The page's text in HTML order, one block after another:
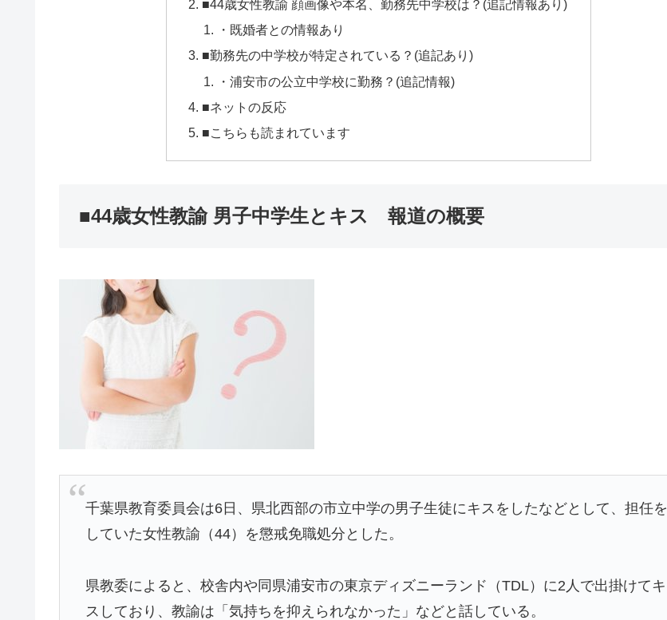
■44歳女性教諭 顔画像や本名、勤務先中学校は？(追記情報あり)
・既婚者との情報あり
■勤務先の中学校が特定されている？(追記あり)
・浦安市の公立中学校に勤務？(追記情報)
■ネットの反応
■こちらも読まれています
■44歳女性教諭 男子中学生とキス 報道の概要
千葉県教育委員会は6日、県北西部の市立中学の男子生徒にキスをしたなどとして、担任を
していた女性教諭（44）を懲戒免職処分 とした。
県教委によると、校舎内や同県浦安市の東京ディズニーランド
（TDL）に2人で出掛けてキ
スしており、教諭は「気持ちを抑えられなかった」などと話している。